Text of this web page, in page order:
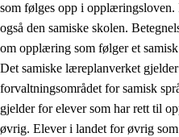
som følges opp i opplæringsloven.
også den samiske skolen.
om opplæring som følger et
Det samiske læreplanverket
forvaltningsområdet for samisk
gjelder for elever som har rett til
øvrig. Elever i landet for øvrig